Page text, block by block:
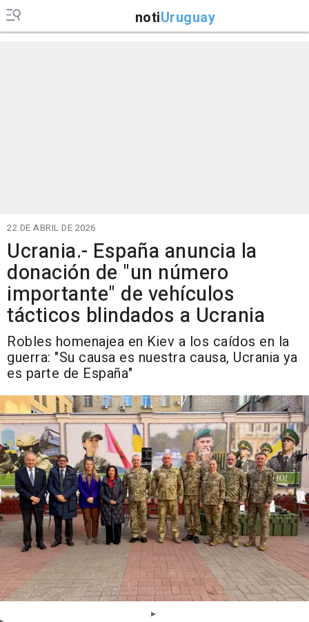
notiUruguay
22 DE ABRIL DE 2026
Ucrania.- España anuncia la
donación de "un número
importante" de vehículos
tácticos blindados a Ucrania
Robles homenajea en Kiev a los caídos en la
guerra: "Su causa es nuestra causa, Ucrania ya
es parte de España"